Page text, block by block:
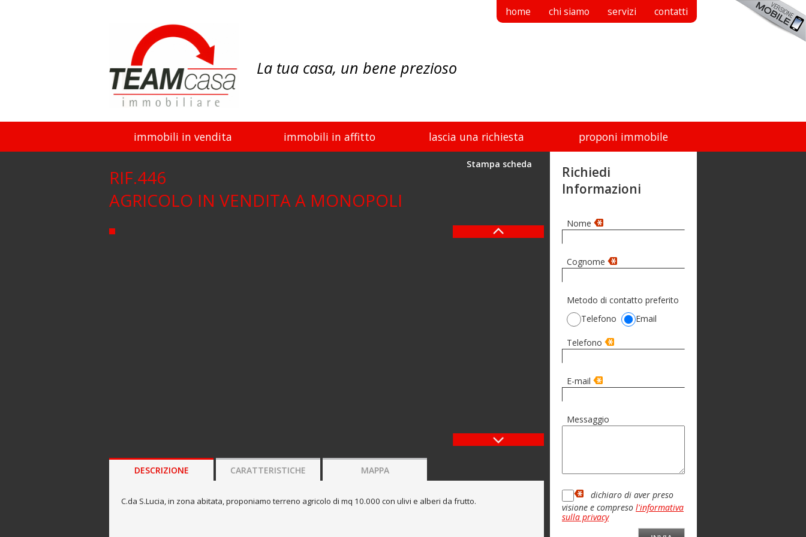
home chi siamo servizi contatti
La tua casa, un bene prezioso
immobili in vendita immobili in affitto lascia una richiesta proponi immobile
Stampa scheda
RIF.446
AGRICOLO IN VENDITA A MONOPOLI
DESCRIZIONE CARATTERISTICHE MAPPA
C.da S.Lucia, in zona abitata, proponiamo terreno agricolo di mq 10.000 con ulivi e alberi da frutto.
Richiedi
Informazioni
Nome
Cognome
Metodo di contatto preferito
Telefono
Email
Telefono
E-mail
Messaggio
dichiaro di aver preso
visione e compreso l'informativa
sulla privacy